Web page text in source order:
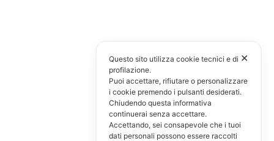
✕
Questo sito utilizza cookie tecnici e di
profilazione.
Puoi accettare, rifiutare o personalizzare
i cookie premendo i pulsanti desiderati.
Chiudendo questa informativa
continuerai senza accettare.
Accettando, sei consapevole che i tuoi
dati personali possono essere raccolti